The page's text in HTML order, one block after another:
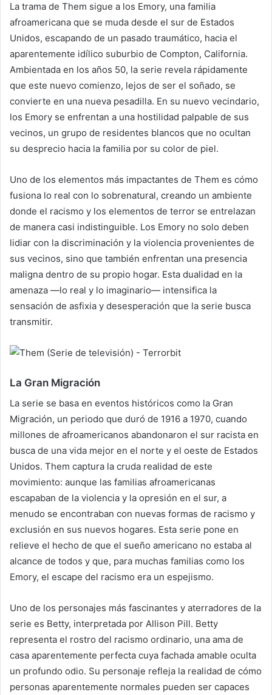
La trama de Them sigue a los Emory, una familia
afroamericana que se muda desde el sur de Estados
Unidos, escapando de un pasado traumático, hacia el
aparentemente idílico suburbio de Compton, California.
Ambientada en los años 50, la serie revela rápidamente
que este nuevo comienzo, lejos de ser el soñado, se
convierte en una nueva pesadilla. En su nuevo vecindario,
los Emory se enfrentan a una hostilidad palpable de sus
vecinos, un grupo de residentes blancos que no ocultan
su desprecio hacia la familia por su color de piel.
Uno de los elementos más impactantes de Them es cómo
fusiona lo real con lo sobrenatural, creando un ambiente
donde el racismo y los elementos de terror se entrelazan
de manera casi indistinguible. Los Emory no solo deben
lidiar con la discriminación y la violencia provenientes de
sus vecinos, sino que también enfrentan una presencia
maligna dentro de su propio hogar. Esta dualidad en la
amenaza —lo real y lo imaginario— intensifica la
sensación de asfixia y desesperación que la serie busca
transmitir.
La Gran Migración
La serie se basa en eventos históricos como la Gran
Migración, un periodo que duró de 1916 a 1970, cuando
millones de afroamericanos abandonaron el sur racista en
busca de una vida mejor en el norte y el oeste de Estados
Unidos. Them captura la cruda realidad de este
movimiento: aunque las familias afroamericanas
escapaban de la violencia y la opresión en el sur, a
menudo se encontraban con nuevas formas de racismo y
exclusión en sus nuevos hogares. Esta serie pone en
relieve el hecho de que el sueño americano no estaba al
alcance de todos y que, para muchas familias como los
Emory, el escape del racismo era un espejismo.
Uno de los personajes más fascinantes y aterradores de la
serie es Betty, interpretada por Allison Pill. Betty
representa el rostro del racismo ordinario, una ama de
casa aparentemente perfecta cuya fachada amable oculta
un profundo odio. Su personaje refleja la realidad de cómo
personas aparentemente normales pueden ser capaces